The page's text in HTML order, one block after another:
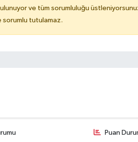
ve tüm sorumluluğu
sorumlu tutulamaz.
Puan